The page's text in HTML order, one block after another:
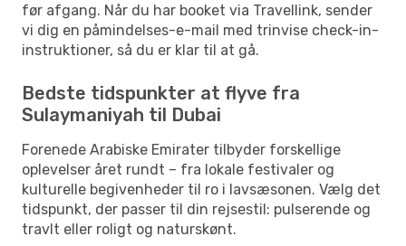
før afgang. Når du har booket via Travellink, sender
vi dig en påmindelses-e-mail med trinvise check-in-
instruktioner, så du er klar til at gå.
Bedste tidspunkter at flyve fra
Sulaymaniyah til Dubai
Forenede Arabiske Emirater tilbyder forskellige
oplevelser året rundt – fra lokale festivaler og
kulturelle begivenheder til ro i lavsæsonen. Vælg det
tidspunkt, der passer til din rejsestil: pulserende og
travlt eller roligt og naturskønt.